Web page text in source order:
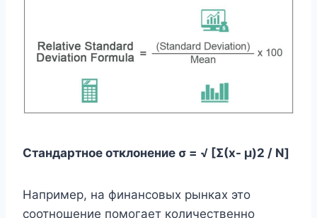
Стандартное отклонение σ = √ [Σ(x- μ)2 / N]
Например, на финансовых рынках это
соотношение помогает количественно